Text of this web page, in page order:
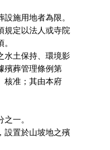
施用地者為限。
規定以法人或寺院
水土保持、環境影
殯葬管理條例第
核准；其由本府
一。
設置於山坡地之殯